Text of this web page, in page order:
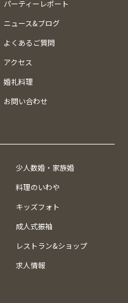
パーティーレポート
ニュース&ブログ
よくあるご質問
アクセス
婚礼料理
お問い合わせ
少人数婚・家族婚
料理のいわや
キッズフォト
成人式振袖
レストラン&ショップ
求人情報